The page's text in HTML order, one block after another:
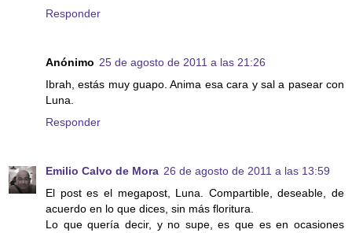
Responder
Anónimo 25 de agosto de 2011 a las 21:26
Ibrah, estás muy guapo. Anima esa cara y sal a pasear con
Luna.
Responder
Emilio Calvo de Mora 26 de agosto de 2011 a las 13:59
El post es el megapost, Luna. Compartible, deseable, de
acuerdo en lo que dices, sin más floritura.
Lo que quería decir, y no supe, es que es en ocasiones